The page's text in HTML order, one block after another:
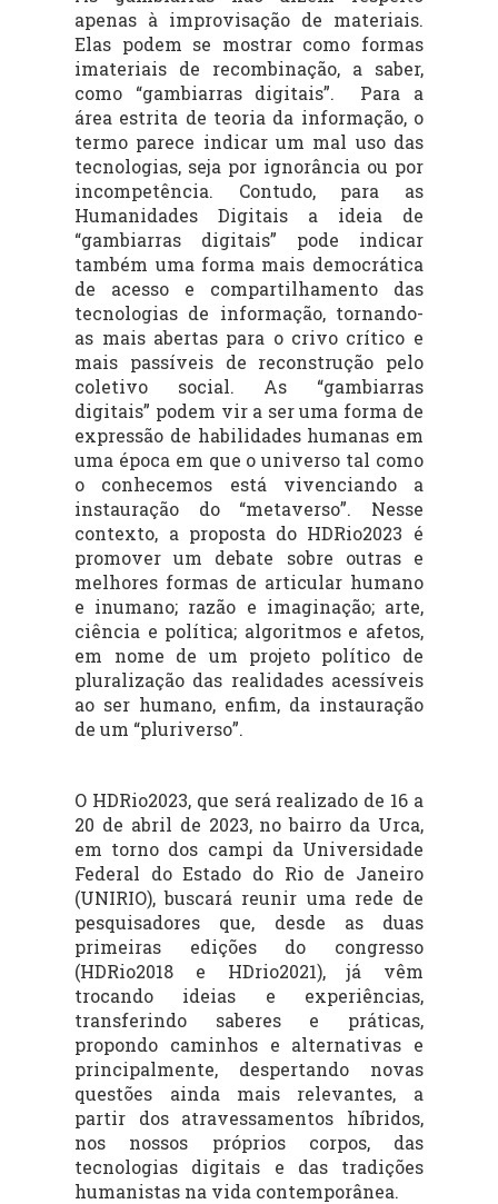
apenas à improvisação de materiais.
Elas podem se mostrar como formas
imateriais de recombinação, a saber,
como “gambiarras digitais”. Para a
área estrita de teoria da informação, o
termo parece indicar um mal uso das
tecnologias, seja por ignorância ou por
incompetência. Contudo, para as
Humanidades Digitais a ideia de
“gambiarras digitais” pode indicar
também uma forma mais democrática
de acesso e compartilhamento das
tecnologias de informação, tornando-
as mais abertas para o crivo crítico e
mais passíveis de reconstrução pelo
coletivo social. As “gambiarras
digitais” podem vir a ser uma forma de
expressão de habilidades humanas em
uma época em que o universo tal como
o conhecemos está vivenciando a
instauração do “metaverso”. Nesse
contexto, a proposta do HDRio2023 é
promover um debate sobre outras e
melhores formas de articular humano
e inumano; razão e imaginação; arte,
ciência e política; algoritmos e afetos,
em nome de um projeto político de
pluralização das realidades acessíveis
ao ser humano, enfim, da instauração
de um “pluriverso”.
O HDRio2023, que será realizado de 16 a
20 de abril de 2023, no bairro da Urca,
em torno dos campi da Universidade
Federal do Estado do Rio de Janeiro
(UNIRIO), buscará reunir uma rede de
pesquisadores que, desde as duas
primeiras edições do congresso
(HDRio2018 e HDrio2021), já vêm
trocando ideias e experiências,
transferindo saberes e práticas,
propondo caminhos e alternativas e
principalmente, despertando novas
questões ainda mais relevantes, a
partir dos atravessamentos híbridos,
nos nossos próprios corpos, das
tecnologias digitais e das tradições
humanistas na vida contemporânea.